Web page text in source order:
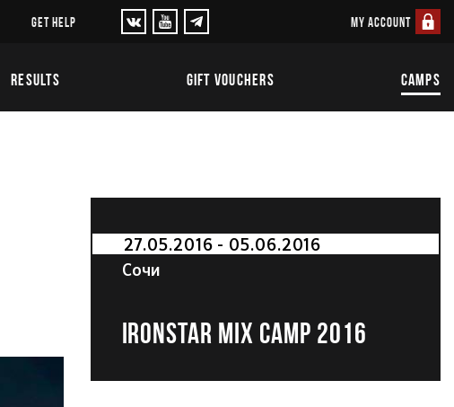
GET HELP MY ACCOUNT
RESULTS GIFT VOUCHERS CAMPS
27.05.2016 - 05.06.2016
Сочи
IRONSTAR MIX CAMP 2016